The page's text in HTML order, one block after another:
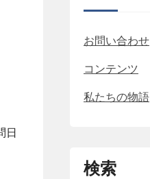
日
お問い合わせ
コンテンツ
私たちの物語
検索